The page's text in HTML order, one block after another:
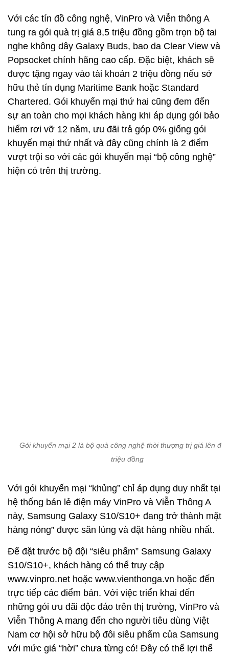
Với các tín đồ công nghệ, VinPro và Viễn thông A
tung ra gói quà trị giá 8,5 triệu đồng gồm trọn bộ tai
nghe không dây Galaxy Buds, bao da Clear View và
Popsocket chính hãng cao cấp. Đặc biệt, khách sẽ
được tặng ngay vào tài khoản 2 triệu đồng nếu sở
hữu thẻ tín dụng Maritime Bank hoặc Standard
Chartered. Gói khuyến mại thứ hai cũng đem đến
sự an toàn cho mọi khách hàng khi áp dụng gói bảo
hiểm rơi vỡ 12 năm, ưu đãi trả góp 0% giống gói
khuyến mại thứ nhất và đây cũng chính là 2 điểm
vượt trội so với các gói khuyến mại “bộ công nghệ”
hiện có trên thị trường.
Gói khuyến mại 2 là bộ quà công nghệ thời thượng trị giá lên
triệu đồng
Với gói khuyến mại “khủng” chỉ áp dụng duy nhất tại
hệ thống bán lẻ điện máy VinPro và Viễn Thông A
này, Samsung Galaxy S10/S10+ đang trở thành mặt
hàng nóng” được săn lùng và đặt hàng nhiều nhất.
Để đặt trước bộ đội “siêu phẩm” Samsung Galaxy
S10/S10+, khách hàng có thể truy cập
www.vinpro.net hoặc www.vienthonga.vn hoặc đến
trực tiếp các điểm bán. Với việc triển khai đến
những gói ưu đãi độc đáo trên thị trường, VinPro và
Viễn Thông A mang đến cho người tiêu dùng Việt
Nam cơ hội sở hữu bộ đôi siêu phẩm của Samsung
với mức giá “hời” chưa từng có! Đây có thể lợi thế